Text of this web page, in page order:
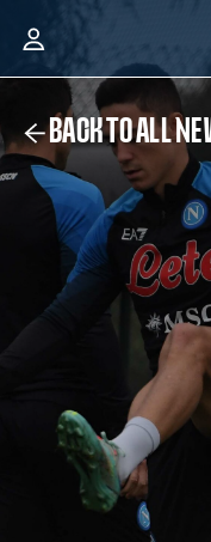
BACK TO ALL